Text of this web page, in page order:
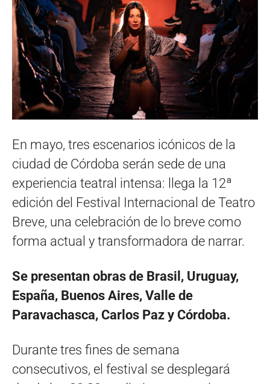
En mayo, tres escenarios icónicos de la
ciudad de Córdoba serán sede de una
experiencia teatral intensa: llega la 12ª
edición del Festival Internacional de Teatro
Breve, una celebración de lo breve como
forma actual y transformadora de narrar.
Se presentan obras de Brasil, Uruguay,
España, Buenos Aires, Valle de
Paravachasca, Carlos Paz y Córdoba.
Durante tres fines de semana
consecutivos, el festival se desplegará